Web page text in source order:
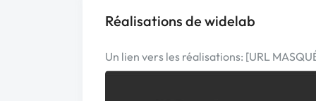
Réalisations de widelab
Un lien vers les réalisations: [URL